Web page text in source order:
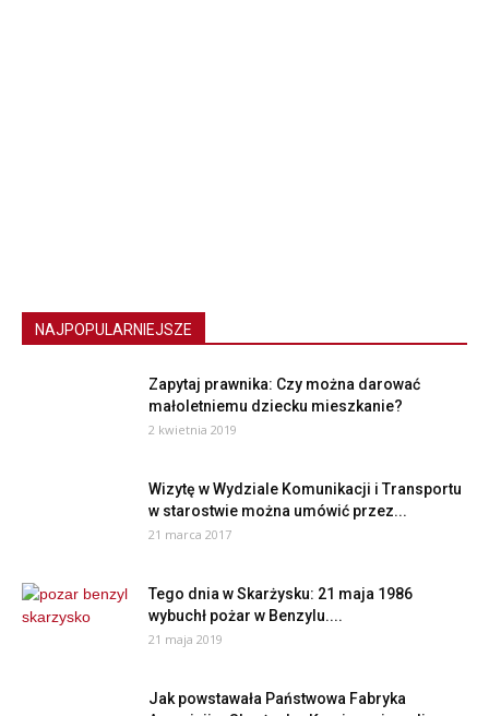
NAJPOPULARNIEJSZE
Zapytaj prawnika: Czy można darować
małoletniemu dziecku mieszkanie?
2 kwietnia 2019
Wizytę w Wydziale Komunikacji i Transportu
w starostwie można umówić przez...
21 marca 2017
Tego dnia w Skarżysku: 21 maja 1986
wybuchł pożar w Benzylu....
21 maja 2019
Jak powstawała Państwowa Fabryka